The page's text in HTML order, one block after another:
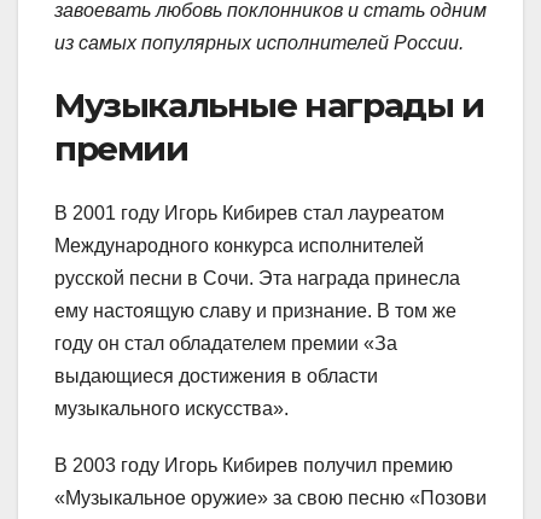
завоевать любовь поклонников и стать одним
из самых популярных исполнителей России.
Музыкальные награды и
премии
В 2001 году Игорь Кибирев стал лауреатом
Международного конкурса исполнителей
русской песни в Сочи. Эта награда принесла
ему настоящую славу и признание. В том же
году он стал обладателем премии «За
выдающиеся достижения в области
музыкального искусства».
В 2003 году Игорь Кибирев получил премию
«Музыкальное оружие» за свою песню «Позови